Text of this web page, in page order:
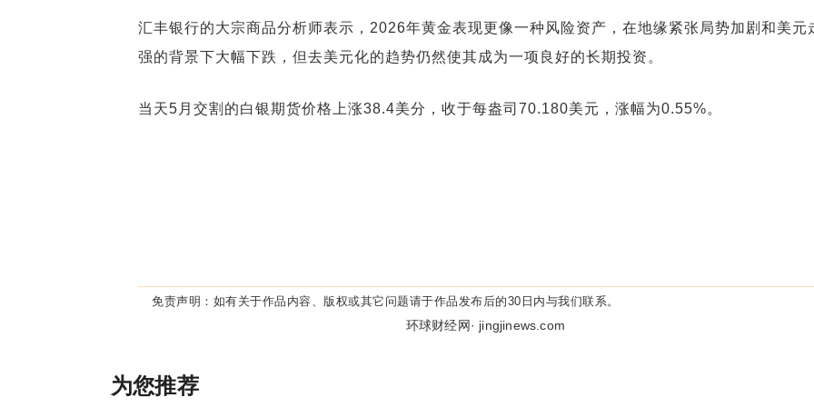
汇丰银行的大宗商品分析师表示，2026年黄金表现更像一种风险资产，在地缘紧张局势加剧和美元
强的背景下大幅下跌，但去美元化的趋势仍然使其成为一项良好的长期投资。
当天5月交割的白银期货价格上涨38.4美分，收于每盎司70.180美元，涨幅为0.55%。
免责声明： 如有关于作品内容、版权或其它问题请于作品发布后的30日内与我们联系。
环球财经网· jingjinews.com
为您推荐